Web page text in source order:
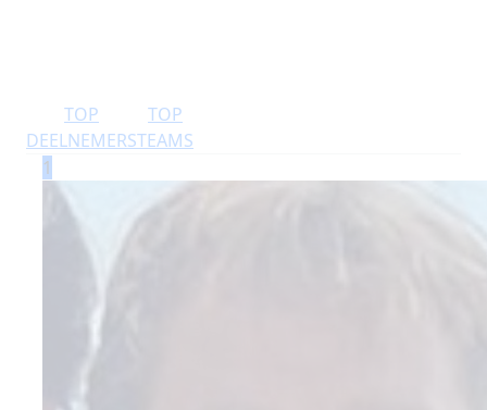
TOP
DEELNEMERS
TOP
TEAMS
1